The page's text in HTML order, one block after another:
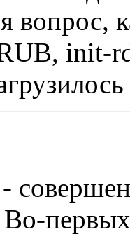
вопрос,
init-rd
-